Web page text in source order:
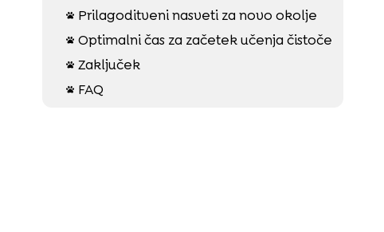
 Prilagoditveni nasveti za novo okolje
 Optimalni čas za začetek učenja čistoče
 Zaključek
 FAQ